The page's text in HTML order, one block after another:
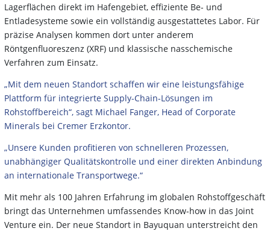
Lagerflächen direkt im Hafengebiet, effiziente Be- und
Entladesysteme sowie ein vollständig ausgestattetes Labor. Für
präzise Analysen kommen dort unter anderem
Röntgenfluoreszenz (XRF) und klassische nasschemische
Verfahren zum Einsatz.
„Mit dem neuen Standort schaffen wir eine leistungsfähige
Plattform für integrierte Supply-Chain-Lösungen im
Rohstoffbereich“, sagt Michael Fanger, Head of Corporate
Minerals bei Cremer Erzkontor.
„Unsere Kunden profitieren von schnelleren Prozessen,
unabhängiger Qualitätskontrolle und einer direkten Anbindung
an internationale Transportwege.“
Mit mehr als 100 Jahren Erfahrung im globalen Rohstoffgeschäft
bringt das Unternehmen umfassendes Know-how in das Joint
Venture ein. Der neue Standort in Bayuquan unterstreicht den